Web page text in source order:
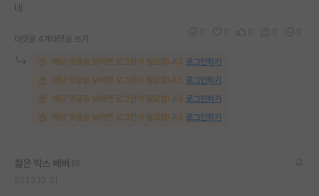
네
대댓글 4개 대댓글 쓰기
해당 댓글을 보려면 로그인이 필요합니다. 로그인하기
해당 댓글을 보려면 로그인이 필요합니다. 로그인하기
해당 댓글을 보려면 로그인이 필요합니다. 로그인하기
해당 댓글을 보려면 로그인이 필요합니다. 로그인하기
젊은 막스 베버